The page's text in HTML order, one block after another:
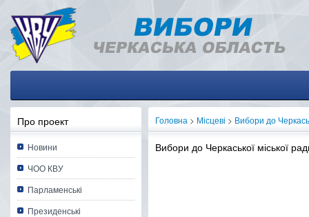
Про проект
Новини
ЧОО КВУ
Парламенські
Президенські
Головна > Місцеві > Вибори до
Вибори до Черкаської міської